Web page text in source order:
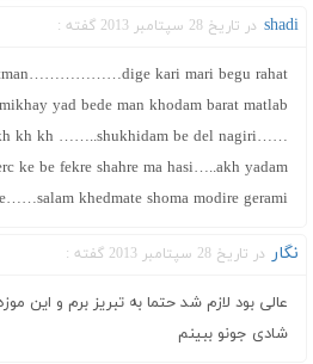
shadi در تاریخ 28 سپتامبر 2013 گفته :
kari mari begu rahat
yad bede man khodam barat matlab
kh kh ……..shukhidam be del nagiri……
ke be fekre shahre ma hasi…..akh yadam
khedmate shoma modire gerami
نگار در تاریخ 28 سپتامبر 2013 گفته :
عالی بود لازم شد حتما به تبریز برم و این
شادی جونو ببینم